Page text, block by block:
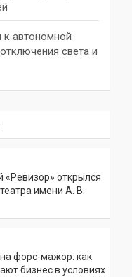
к автономной
света и
«Ревизор» открылся
имени А. В.
форс-мажор: как
бизнес в условиях